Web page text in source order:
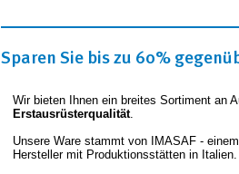
Sparen Sie bis zu 60%
Wir bieten Ihnen ein breites Sortiment an
Erstausrüsterqualität.
Unsere Ware stammt von IMASAF -
Hersteller mit Produktionsstätten in Italien.